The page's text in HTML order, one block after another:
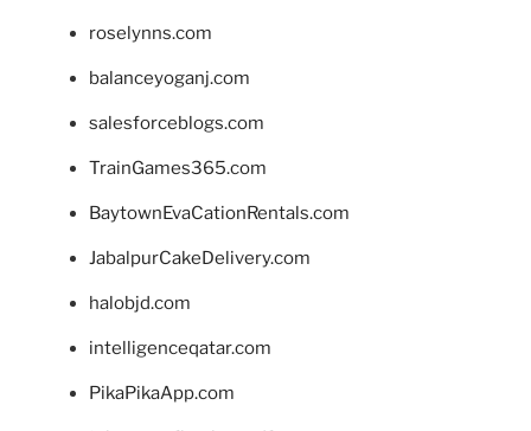
roselynns.com
balanceyoganj.com
salesforceblogs.com
TrainGames365.com
BaytownEvaCationRentals.com
JabalpurCakeDelivery.com
halobjd.com
intelligenceqatar.com
PikaPikaApp.com